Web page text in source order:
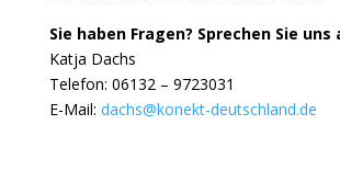
Sie haben Fragen? Sprechen Sie uns
Katja Dachs
Telefon: 06132 – 9723031
E-Mail: dachs@konekt-deutschland.de